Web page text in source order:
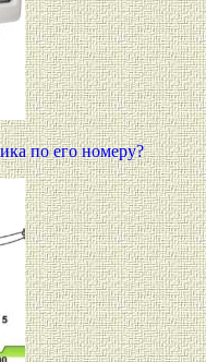
по его номеру?